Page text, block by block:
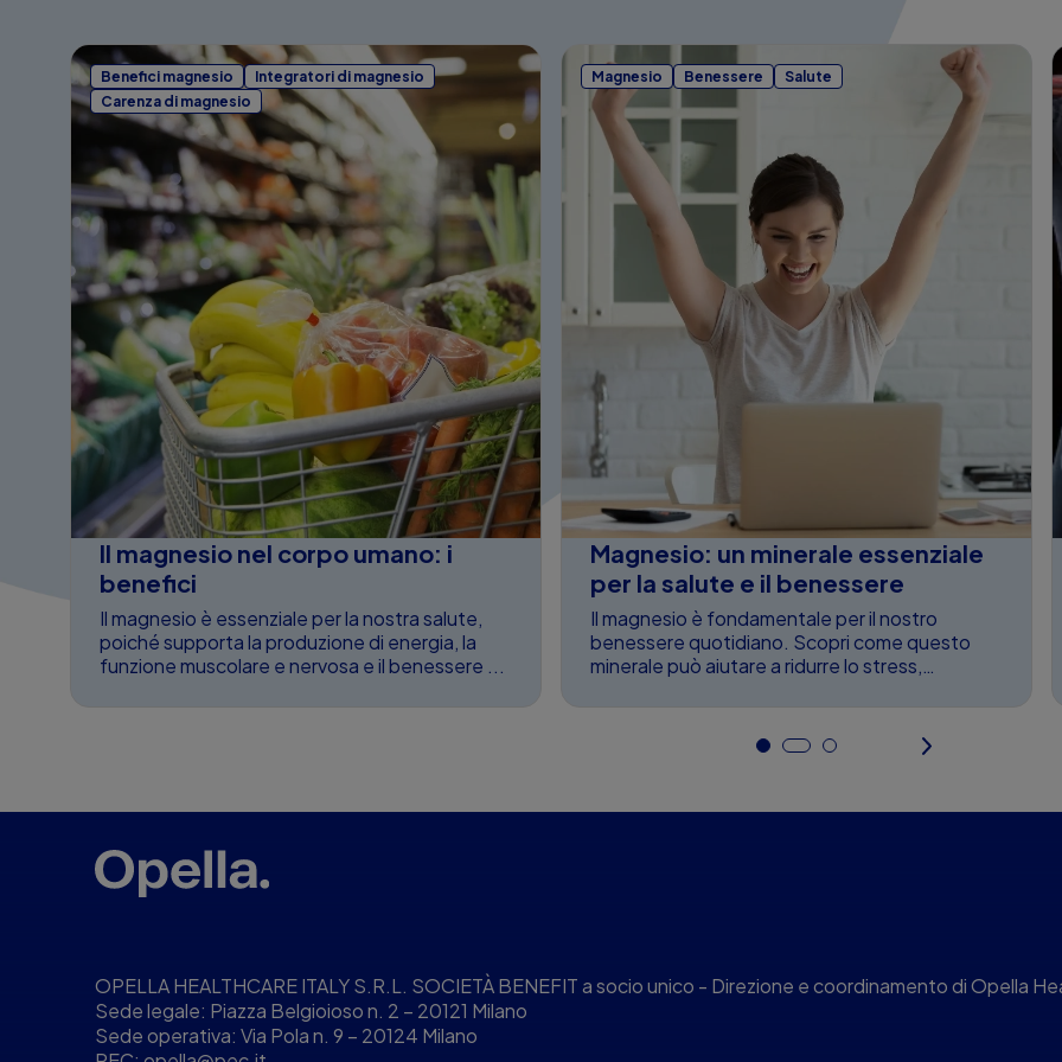
Benefici magnesio
Integratori di magnesio
Carenza di magnesio
Il magnesio nel corpo umano: i
benefici
Il magnesio è essenziale per la nostra salute,
poiché supporta la produzione di energia, la
funzione muscolare e nervosa e il benessere ...
Magnesio Benessere Salute
Magnesio: un minerale essenziale
per la salute e il benessere
Il magnesio è fondamentale per il nostro
benessere quotidiano. Scopri come questo
minerale può aiutare a ridurre lo stress,
OPELLA HEALTHCARE ITALY S.R.L. SOCIETÀ BENEFIT a socio unico - Direzione e coordinamento di Opella
Sede legale: Piazza Belgioioso n. 2 – 20121 Milano
Sede operativa: Via Pola n. 9 – 20124 Milano